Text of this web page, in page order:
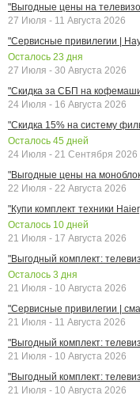
"Выгодные цены на
27 Июля - 11 Августа 2026
"Сервисные привилегии |
Осталось 23 дня
27 Июля - 30 Августа 2026
"Скидка за СБП на
24 Июля - 16 Августа 2026
"Скидка 15% на систему
Осталось 45 дней
24 Июля - 21 Сентября 2026
"Выгодные цены на
22 Июля - 22 Августа 2026
"Купи комплект техники
Осталось 10 дней
21 Июля - 17 Августа 2026
"Выгодный комплект:
Осталось 3 дня
21 Июля - 10 Августа 2026
"Сервисные привилегии |
21 Июля - 11 Августа 2026
"Выгодный комплект:
21 Июля - 10 Августа 2026
"Выгодный комплект:
21 Июля - 10 Августа 2026